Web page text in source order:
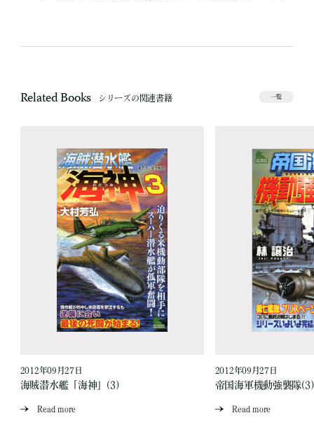
Related Books シリーズの関連書籍 一覧
2012年09月27日
海賊潜水艦「海神」(3)
Read more
2012年09月27日
帝国海軍機動強襲隊(3)
Read more